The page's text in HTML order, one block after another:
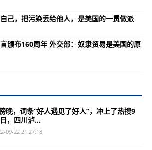
己，把污染丢给他人，是美国的一贯做派
颁布160周年 外交部：奴隶贸易是美国的原
晚，词条“好人遇见了好人”，冲上了热搜9
，四川泸...
09-22 21:27:18